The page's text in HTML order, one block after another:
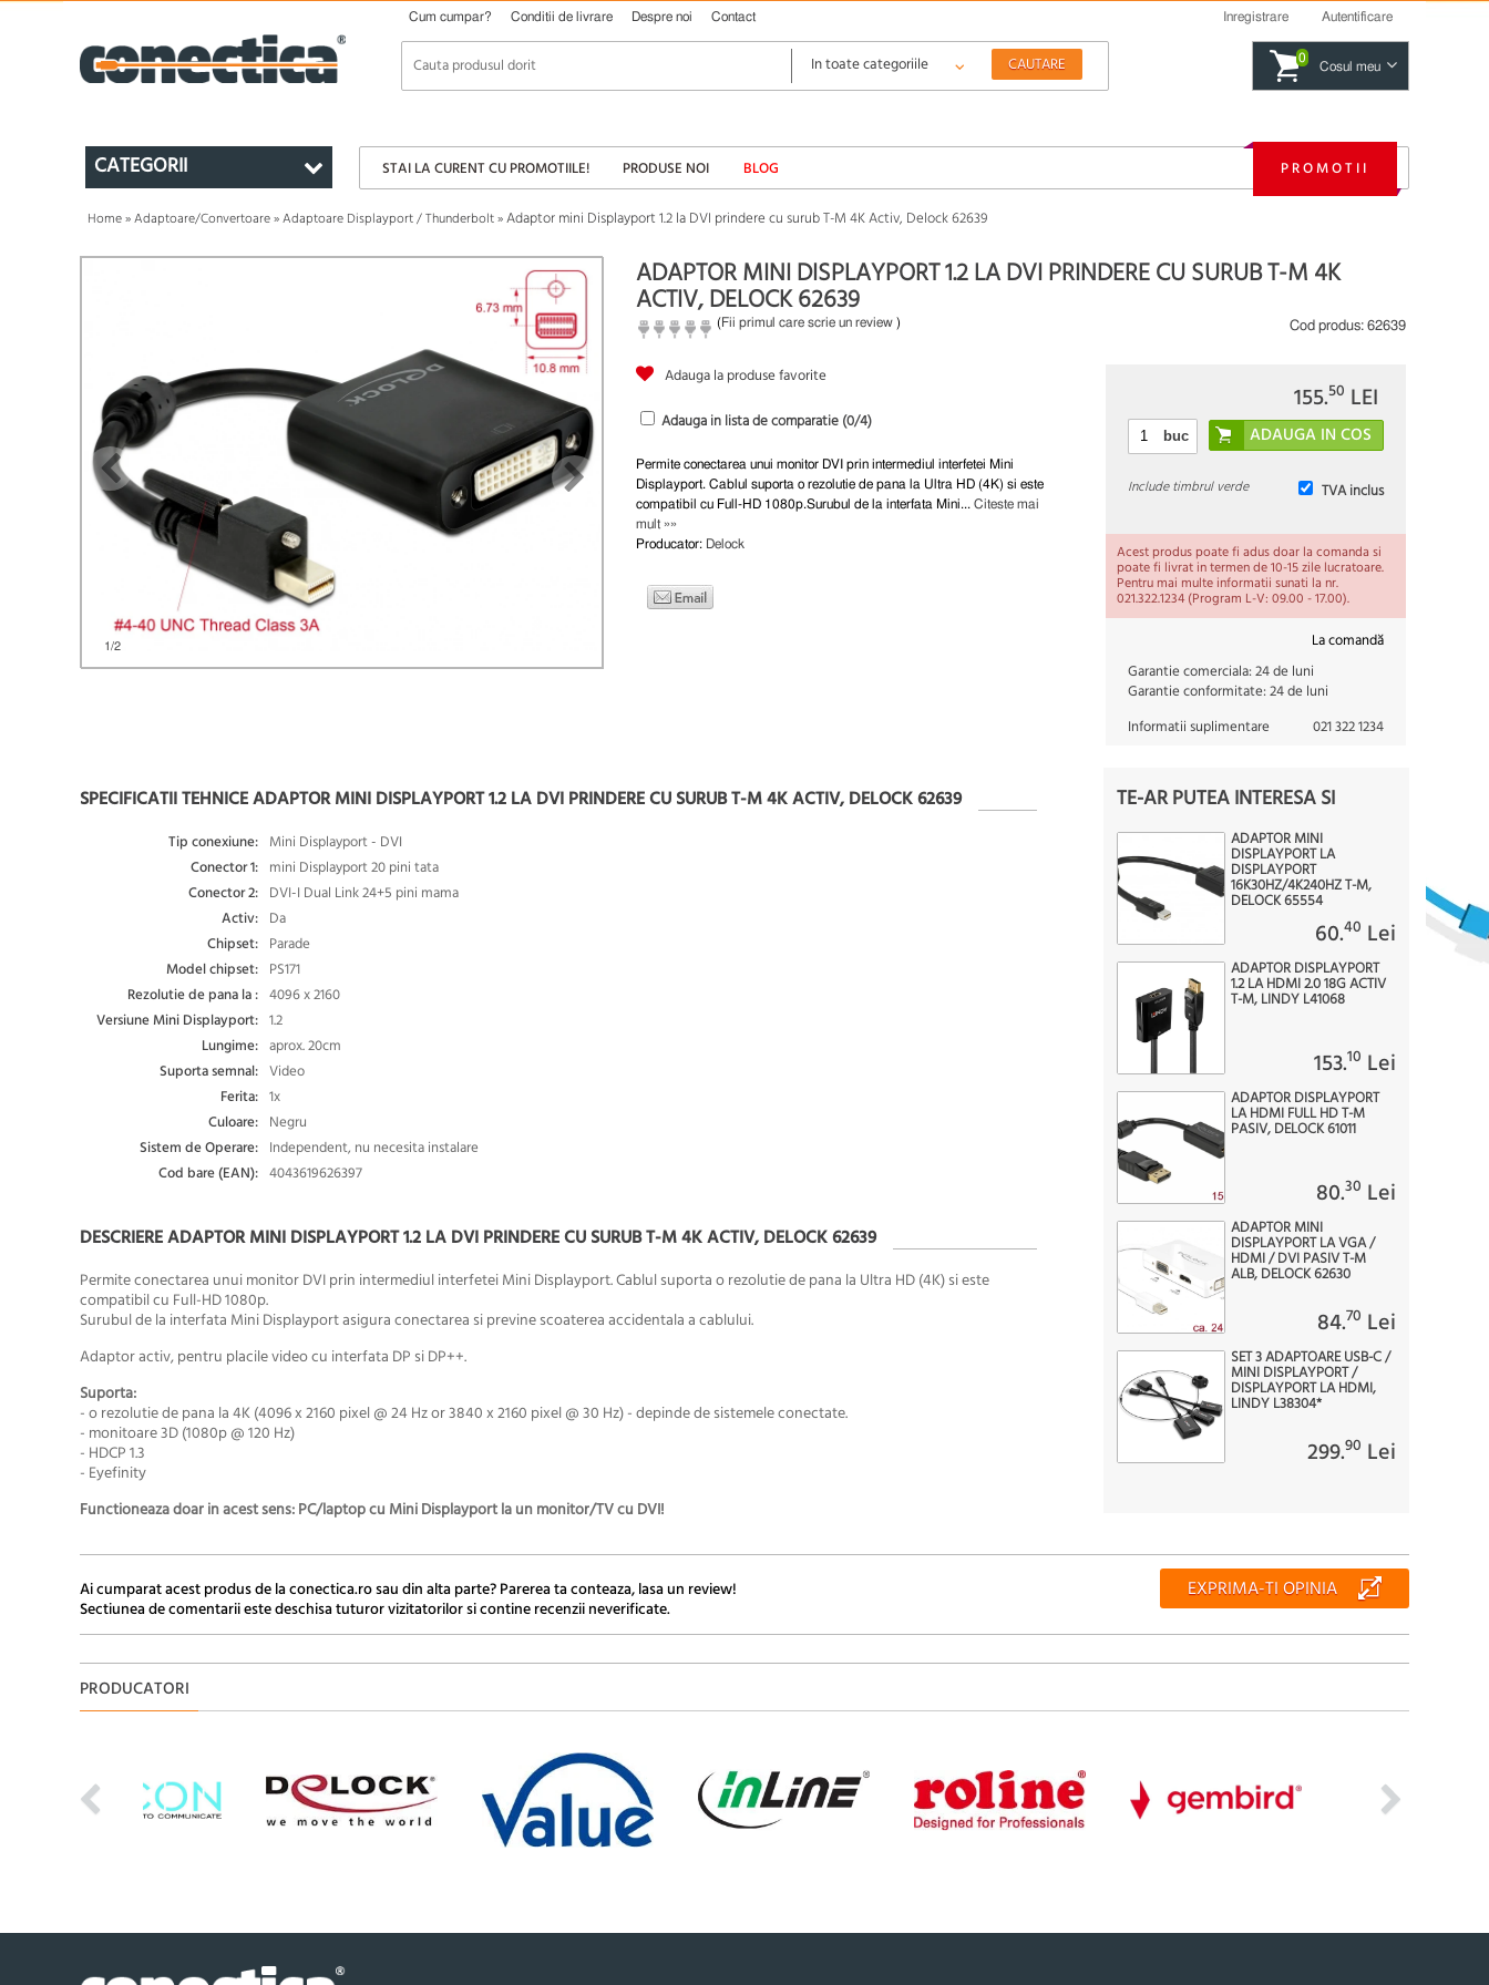
Cum cumpar? Conditii de livrare Despre noi Contact Inregistrare Autentificare
0
Cosul meu
CATEGORII STAI LA CURENT CU PROMOTIILE! PRODUSE NOI BLOG PROMOTII
Home»Adaptoare/Convertoare»Adaptoare Displayport / Thunderbolt»Adaptor mini Displayport 1.2 la DVI prindere cu surub T-M 4K Activ, Delock 62639
1/2
ADAPTOR MINI DISPLAYPORT 1.2 LA DVI PRINDERE CU SURUB T-M 4K
ACTIV, DELOCK 62639
(Fii primul care scrie un review ) Cod produs: 62639
Adauga la produse favorite
Adauga in lista de comparatie (0/4)
Permite conectarea unui monitor DVI prin intermediul interfetei Mini
Displayport. Cablul suporta o rezolutie de pana la Ultra HD (4K) si este
compatibil cu Full-HD 1080p.Surubul de la interfata Mini... Citeste mai
mult »»
Producator: Delock
155.50 LEI
buc
TVA inclus
Include timbrul verde
Acest produs poate fi adus doar la comanda si
poate fi livrat in termen de 10-15 zile lucratoare.
Pentru mai multe informatii sunati la nr.
021.322.1234 (Program L-V: 09.00 - 17.00).
La comandă
Garantie comerciala:24 de luni
Garantie conformitate:24 de luni
Informatii suplimentare
021 322 1234
SPECIFICATII TEHNICE ADAPTOR MINI DISPLAYPORT 1.2 LA DVI PRINDERE CU SURUB T-M 4K ACTIV, DELOCK 62639
Tip conexiune: Mini Displayport - DVI
Conector 1: mini Displayport 20 pini tata
Conector 2: DVI-I Dual Link 24+5 pini mama
Activ: Da
Chipset: Parade
Model chipset: PS171
Rezolutie de pana la : 4096 x 2160
Versiune Mini Displayport: 1.2
Lungime: aprox. 20cm
Suporta semnal: Video
Ferita: 1x
Culoare: Negru
Sistem de Operare: Independent, nu necesita instalare
Cod bare (EAN): 4043619626397
DESCRIERE ADAPTOR MINI DISPLAYPORT 1.2 LA DVI PRINDERE CU SURUB T-M 4K ACTIV, DELOCK 62639
Permite conectarea unui monitor DVI prin intermediul interfetei Mini Displayport. Cablul suporta o rezolutie de pana la Ultra HD (4K) si este
compatibil cu Full-HD 1080p.
Surubul de la interfata Mini Displayport asigura conectarea si previne scoaterea accidentala a cablului.
Adaptor activ, pentru placile video cu interfata DP si DP++.
Suporta:
- o rezolutie de pana la4K (4096 x 2160 pixel @ 24 Hz or 3840 x 2160 pixel @ 30 Hz)- depinde de sistemele conectate.
- monitoare 3D (1080p @ 120 Hz)
- HDCP 1.3
- Eyefinity
Functioneaza doar in acest sens: PC/laptop cu Mini Displayport la un monitor/TV cu DVI!
TE-AR PUTEA INTERESA SI
ADAPTOR MINI
DISPLAYPORT LA
DISPLAYPORT
16K30HZ/4K240HZ T-M,
DELOCK 65554
60.40 Lei
ADAPTOR DISPLAYPORT
1.2 LA HDMI 2.0 18G ACTIV
T-M, LINDY L41068
153.10 Lei
ADAPTOR DISPLAYPORT
LA HDMI FULL HD T-M
PASIV, DELOCK 61011
80.30 Lei
ADAPTOR MINI
DISPLAYPORT LA VGA /
HDMI / DVI PASIV T-M
ALB, DELOCK 62630
84.70 Lei
SET 3 ADAPTOARE USB-C /
MINI DISPLAYPORT /
DISPLAYPORT LA HDMI,
LINDY L38304*
299.90 Lei
Ai cumparat acest produs de la conectica.ro sau din alta parte? Parerea ta conteaza, lasa un review!
Sectiunea de comentarii este deschisa tuturor vizitatorilor si contine recenzii neverificate.
EXPRIMA-TI OPINIA
PRODUCATORI